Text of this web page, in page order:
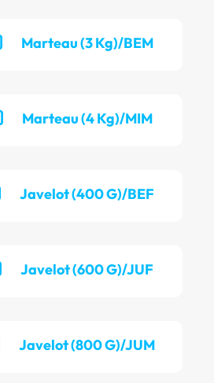
Marteau (3 Kg)/BEM
Marteau (4 Kg)/MIM
Javelot (400 G)/BEF
Javelot (600 G)/JUF
Javelot (800 G)/JUM